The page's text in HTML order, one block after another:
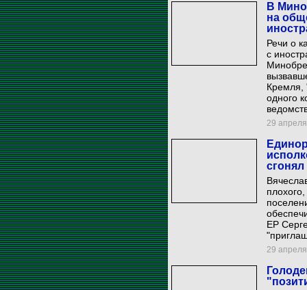
В
на
Речи о
с
Кремля,
одного
29
ЕР
29